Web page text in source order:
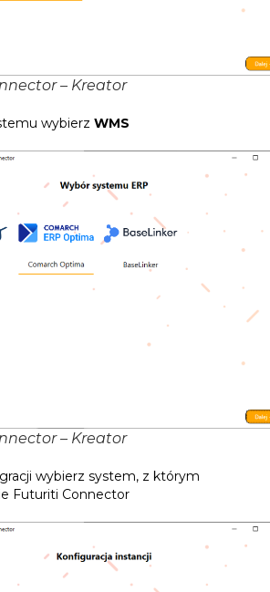
– Kreator
wybierz WMS
– Kreator
wybierz system, z którym
Futuriti Connector